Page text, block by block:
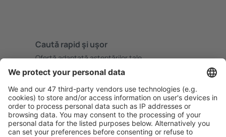
Caută rapid şi uşor
Ofertă adaptată aşteptărilor tale.
Planifică ȋn siguranţă
Rezervare fără griji cu opțiune gratuită de anulare.
Economiseşte mai mult